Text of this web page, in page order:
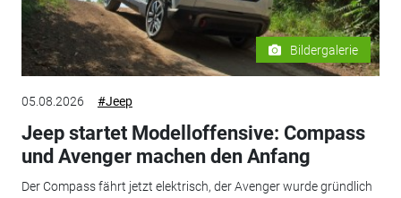
Bildergalerie
05.08.2026 #Jeep
Jeep startet Modelloffensive: Compass
und Avenger machen den Anfang
Der Compass fährt jetzt elektrisch, der Avenger wurde gründlich